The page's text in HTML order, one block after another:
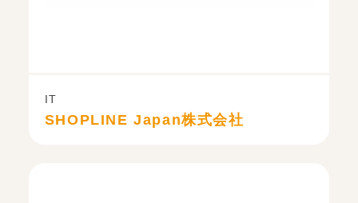
IT
SHOPLINE Japan株式会社